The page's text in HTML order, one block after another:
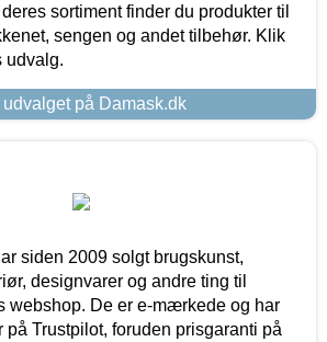
sortiment finder du produkter til
sengen og andet tilbehør. Klik
udvalg.
udvalget på Damask.dk
siden 2009 solgt brugskunst,
designvarer og andre ting til
webshop. De er e-mærkede og har
Trustpilot, foruden prisgaranti på